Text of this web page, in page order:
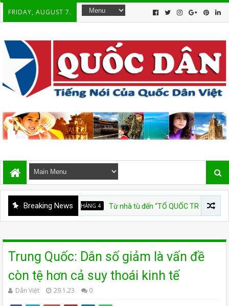
FRIDAY, AUGUST 7.
Breaking News
QUỐC HẬN 30 THÁNG 4 Từ nhà tù đến “TỔ QUỐC TRĂM NĂM”
Trung Quốc: Dân số giảm là vấn đề
còn tệ hơn cả suy thoái kinh tế
Dân Việt 29.1.23 0